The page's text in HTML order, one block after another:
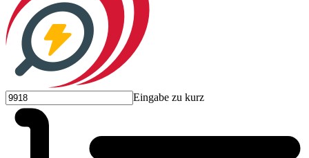
Eingabe zu kurz